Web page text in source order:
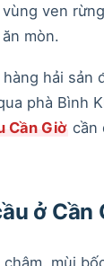
ven
mòn.
hải sản
phà Bình
Cần Giờ cần
ở Cần
mùi